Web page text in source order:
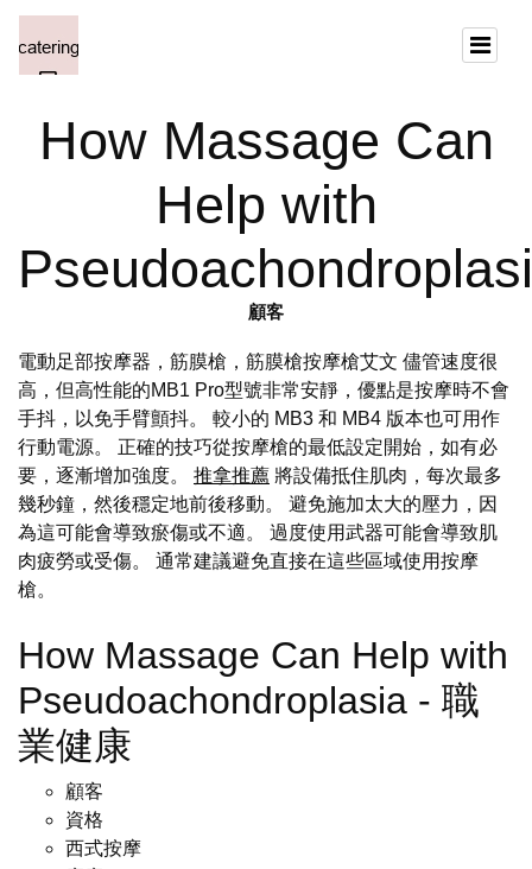
How Massage Can
Help with
顧客
電動足部按摩器，筋膜槍，筋膜槍按摩槍艾文 儘管速度很
高，但高性能的MB1 Pro型號非常安靜，優點是按摩時不會
手抖，以免手臂顫抖。 較小的 MB3 和 MB4 版本也可用作
行動電源。 正確的技巧從按摩槍的最低設定開始，如有必
要，逐漸增加強度。 推拿推薦 將設備抵住肌肉，每次最多
幾秒鐘，然後穩定地前後移動。 避免施加太大的壓力，因
為這可能會導致瘀傷或不適。 過度使用武器可能會導致肌
肉疲勞或受傷。 通常建議避免直接在這些區域使用按摩
槍。
How Massage Can Help with
Pseudoachondroplasia - 職
業健康
顧客
資格
西式按摩